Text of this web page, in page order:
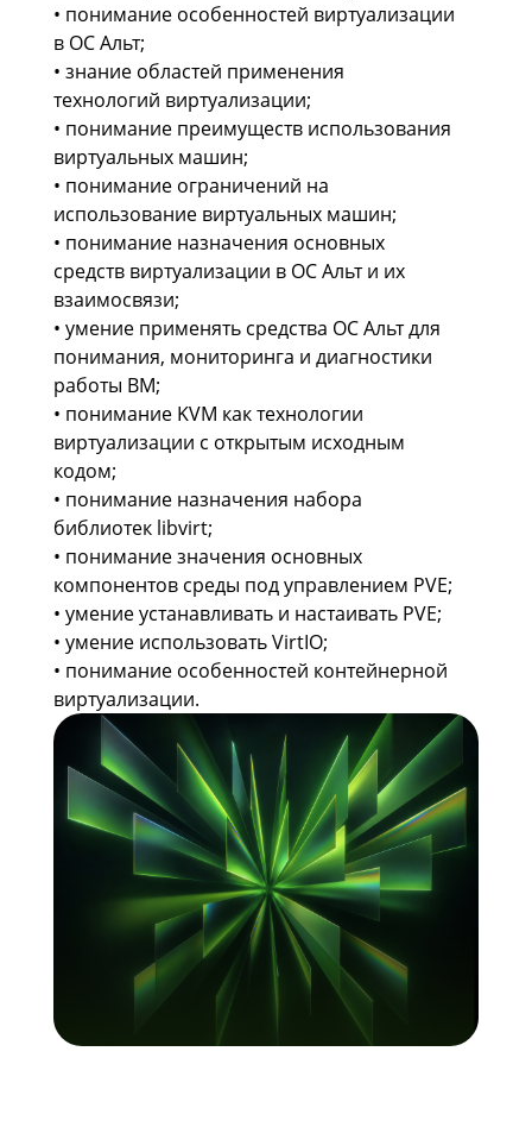
• понимание особенностей виртуализации
в ОС Альт;
• знание областей применения
технологий виртуализации;
• понимание преимуществ использования
виртуальных машин;
• понимание ограничений на
использование виртуальных машин;
• понимание назначения основных
средств виртуализации в ОС Альт и их
взаимосвязи;
• умение применять средства ОС Альт для
понимания, мониторинга и диагностики
работы ВМ;
• понимание KVM как технологии
виртуализации с открытым исходным
кодом;
• понимание назначения набора
библиотек libvirt;
• понимание значения основных
компонентов среды под управлением PVE;
• умение устанавливать и настаивать PVE;
• умение использовать VirtIO;
• понимание особенностей контейнерной
виртуализации.